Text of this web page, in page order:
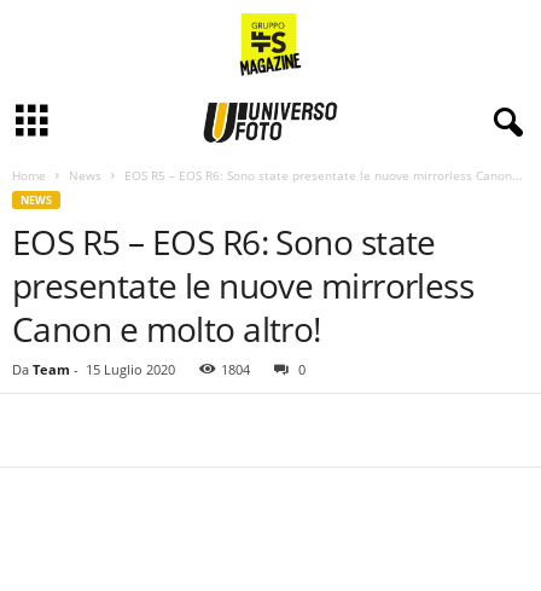
Home News EOS R5 – EOS R6: Sono state presentate le nuove mirrorless Canon...
NEWS
EOS R5 – EOS R6: Sono state
presentate le nuove mirrorless
Canon e molto altro!
Da Team - 15 Luglio 2020 1804 0